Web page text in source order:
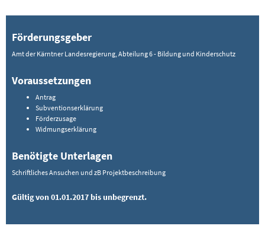
Förderungsgeber
Amt der Kärntner Landesregierung, Abteilung 6 - Bildung und Kinderschutz
Voraussetzungen
Antrag
Subventionserklärung
Förderzusage
Widmungserklärung
Benötigte Unterlagen
Schriftliches Ansuchen und zB Projektbeschreibung
Gültig von 01.01.2017 bis unbegrenzt.